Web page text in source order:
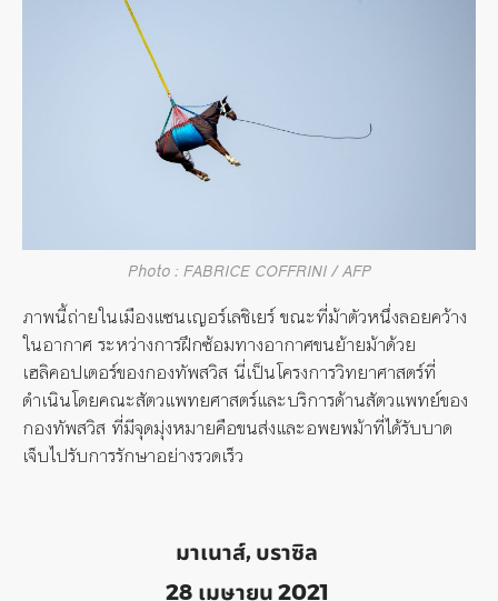
Photo : FABRICE COFFRINI / AFP
ภาพนี้ถ่ายในเมืองแซนเญอร์เลชิเยร์ขณะที่ม้าตัวหนึ่งลอยคว้าง
ในอากาศ ระหว่างการฝึกซ้อมทางอากาศขนย้ายม้าด้วย
เฮลิคอปเตอร์ของกองทัพสวิส นี่เป็นโครงการวิทยาศาสตร์ที่
ดำเนินโดยคณะสัตวแพทยศาสตร์และบริการด้านสัตวแพทย์ของ
กองทัพสวิส ที่มีจุดมุ่งหมายคือขนส่งและอพยพม้าที่ได้รับบาด
เจ็บไปรับการรักษาอย่างรวดเร็ว
มาเนาส์, บราซิล
28 เมษายน 2021